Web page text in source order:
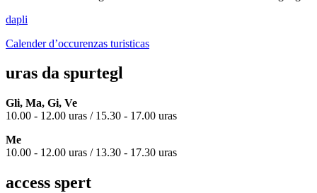
dapli
Calender d’occurenzas turisticas
uras da spurtegl
Gli, Ma, Gi, Ve
10.00 - 12.00 uras / 15.30 - 17.00 uras
Me
10.00 - 12.00 uras / 13.30 - 17.30 uras
access spert